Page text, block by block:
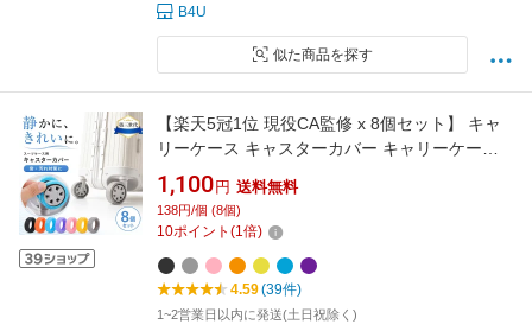
B4U
似た商品を探す
【楽天5冠1位 現役CA監修 x 8個セット】 キャ
リーケース キャスターカバー キャリーケース
ホイールカバー スーツケース 車輪カバー キャ
リーケース 車輪カバー スーツケース タイヤカ
バー ローラーカバー キャスターカバー
1,100 円 送料無料
138円/個 (8個)
10ポイント (1倍)
4.59(39件)
1~2営業日以内に発送(土日祝除く)